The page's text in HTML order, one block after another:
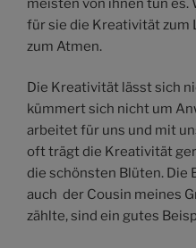
meisten von ihnen tun es.
für sie die Kreativität zum
zum Atmen.
Die Kreativität lässt sich
kümmert sich nicht um
arbeitet für uns und mit
oft trägt die Kreativität
die schönsten Blüten. Die
auch der Cousin meines
zählte, sind ein gutes